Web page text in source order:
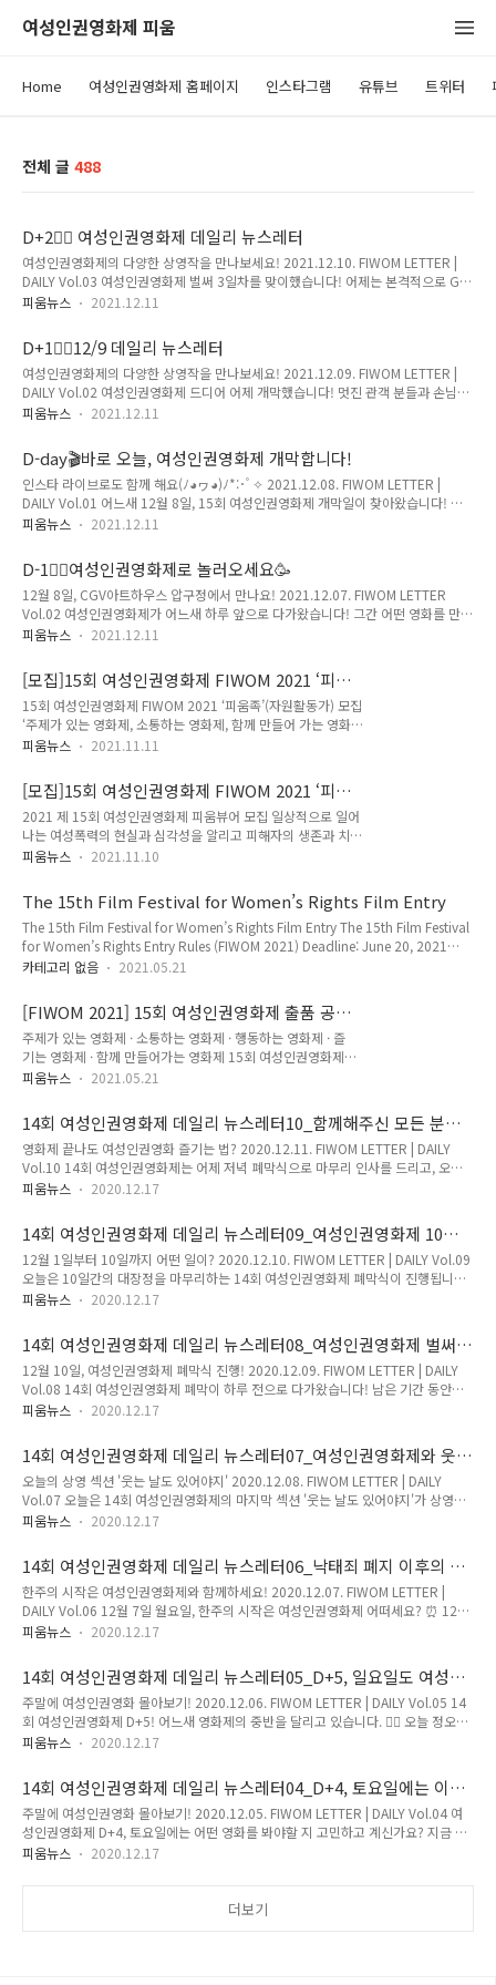
여성인권영화제 피움
Home 여성인권영화제 홈페이지 인스타그램 유튜브 트위터
전체 글 488
D+2🤸‍♀️ 여성인권영화제 데일리 뉴스레터
여성인권영화제의 다양한 상영작을 만나보세요! 2021.12.10. FIWOM LETTER |
DAILY Vol.03 여성인권영화제 벌써 3일차를 맞이했습니다! 어제는 본격적으로 GV
와 피움톡톡이 시작되었는데요그 뜨거운 현장 뉴스레터에 담아보았습니다 그리고
뉴스레터 함께 하시죠! 현장에서 다양한 GV와 FT를 만나보실 수 있습니다! ✨예매로
함께하기 어제의 피움 톡!톡! GV 의 GV가 여성인권영화제 행사의 포문을 열었습니
다. 은 권우정 감독의 작품으로 장애를 가진 딸의 까치발을 소재로 포착한 장애자녀
엄마의 모습을 다룬 다큐멘터리 입니다. 작품에서 감독은 자신이 장애자녀의 엄마로
서 '여성' 과 '엄마' 라는 이름 사이에서 겪..
피움뉴스 2021.12.11
D+1🤸‍♀️12/9 데일리 뉴스레터
여성인권영화제의 다양한 상영작을 만나보세요! 2021.12.09. FIWOM LETTER |
DAILY Vol.02 여성인권영화제 드디어 어제 개막했습니다! 멋진 관객 분들과 손님들
이 자리를 빛내주셨습니다. 오늘부터 다양한 영화와 행사들이 CGV 압구정 아트하우
께 해주세요! 또 뉴스레터를 통해서 다양한 행사 후기와 그날의 상영작을 확인하실
수 있으니 많은 관심 부탁드립니다 개막식은 '현재의 조건을 넘어서는 사람들' 을 주
제로, 영화제의 여러 이야기를 속속들이 담아 전해드렸습니다! 여성인권영화제, 한국
여성의전화 인스타그램에서 다시 보실 수 있어요. 오늘부터 현장에서 다양한 GV와
FT를 만나보실 수 있습니다! ✨예매로 함께하기 ..
피움뉴스 2021.12.11
D-day🎬바로 오늘, 여성인권영화제 개막합니다!
인스타 라이브로도 함께 해요(ﾉ◕ヮ◕)ﾉ*:･ﾟ✧ 2021.12.08. FIWOM LETTER |
DAILY Vol.01 어느새 12월 8일, 15회 여성인권영화제 개막일이 찾아왔습니다! 개
막식은 저녁 7시에 시작됩니다. 현장에 참석하지 않은 분들도 함께할 수 있도록 인스
해드립니다. 여성인권영화제는 총 5개의 섹션으로 이루어져 있습니다. 어떤 내용일
까요?👀 '현재의 조건으로 미래를 상상하지 말 것' 15회 여성인권영화제 개막! 15회
여성인권영화제가 드디어 개막합니다 8일부터 12일까지, CGV아트하우스 압구정에
서 54편의 여성인권영화가 함께하는데요. 어떤 영화들을 만나볼 수 있는지 자세히
살펴보아요👀 여성인권영화제 상영시간표..
피움뉴스 2021.12.11
D-1🤸‍♀️여성인권영화제로 놀러오세요🥳
12월 8일, CGV아트하우스 압구정에서 만나요! 2021.12.07. FIWOM LETTER
Vol.02 여성인권영화제가 어느새 하루 앞으로 다가왔습니다! 그간 어떤 영화를 만나
볼 수 있을지, 언제부터 예매할 수 있을지 많이 궁금하셨을 텐데요 이번 뉴스레터에
정과 정보가 공개되었습니다! 패키지 티켓 구매 OPEN! 여성인권영화제와 함께해주
세요! 여성인권영화제예매 OPEN! 15회 여성인권영화제의 온라인 예매가 시작되었
습니다 온라인 예매는 CGV아트하우스 압구정 홈페이지에서 가능합니다. 꼭 보고 싶
었던 영화 놓치지 않도록 잊지 말고 예매해주세요! 🎥CGV아트하우스 압구정 홈페이
지 바로가기 피움톡톡 일정 大공개 이번 15회 여성인..
피움뉴스 2021.12.11
[모집]15회 여성인권영화제 FIWOM 2021 ‘피움
족’(자원활동가) 모집
15회 여성인권영화제 FIWOM 2021 ‘피움족’(자원활동가) 모집
‘주제가 있는 영화제, 소통하는 영화제, 함께 만들어 가는 영화
제, 행동하는 영화제, 즐기는 영화제’를 모토로 2006년부터 시
권영화제는 자원활동가들의 손으로 만들어 갑니다. 여성인권의
가치를 확산하는 길에 함께 할 여러분의 많은 지원 바랍니다. ▪
기간 : 2021년 12월 8일 ~ 12일 ▪ 장소 : CGV아트하우스 압구
정 ▪ 주최 : 한국여성의전화 ▪ 모집 기간 : ~ 2021년 11월 25일
(목) ▪ 서류합격자 발표 : 11월 26일(금) ▪ 면접 : 11월 29일
테이션: 12월 2일(목)..
피움뉴스 2021.11.11
[모집]15회 여성인권영화제 FIWOM 2021 ‘피움
뷰어’ 모집
2021 제 15회 여성인권영화제 피움뷰어 모집 일상적으로 일어
나는 여성폭력의 현실과 심각성을 알리고 피해자의 생존과 치유
를 지지하는 문화를 확산하기 위해 한국여성의전화 주최로
맞이합니다. ‘주제가 있는 영화제, 소통하는 영화제, 함께 만들어
가는 영화제, 행동하는 영화제, 즐기는 영화제’를 모토로 진행되
는 여성인권영화제의 2021년을 함께 만들어 갈 ‘피움뷰어’를 다
음과 같이 모집합니다. 여성인권영화제의 웹기자단으로서 여성
인권영화제와 함께 소통하고 행동하고 즐기게 될 여러분의 참여
: CGV아트하우스 압구정 ▪ 주최 : 한국여성의전화 ▪ 모집기간 :
11월 1..
피움뉴스 2021.11.10
The 15th Film Festival for Women’s Rights Film Entry
The 15th Film Festival for Women’s Rights Film Entry The 15th Film Festival
for Women’s Rights Entry Rules (FIWOM 2021) Deadline: June 20, 2021
https://vo.la/scQGb 13th Film Festival for Women's rights FIWOM NEWS
Rights Entry Rules HIT : 45 date : 2021-05-20 The 15th Film Festival for
Women’s Rights Entry Rules (FIWOM 2021)Deadline..
카테고리 없음 2021.05.21
[FIWOM 2021] 15회 여성인권영화제 출품 공모
전 개최
주제가 있는 영화제 · 소통하는 영화제 · 행동하는 영화제 · 즐
기는 영화제 · 함께 만들어가는 영화제 15회 여성인권영화제
(FIWOM 2021) 출품작 공모 안내 마감. 2021년 6월 20일(일)
성인권영화제 2020.12.1-10 공지사항 Home - 커뮤니티 - 공
지사항 15회 여성인권영화제(FIWOM 2021) 출품작 공모 안내
조회수 : 44 등록일 : 2021-05-20... fiwom.org 여성인권영화
제(Film Festival for Women's rights)는 일상적으로 일어나는
여성폭력의 현실과 심각성을 알리고 피해자의 생존과 치유를 지
올해로 ..
피움뉴스 2021.05.21
14회 여성인권영화제 데일리 뉴스레터10_함께해주신 모든 분들
께 감사드립니다!
영화제 끝나도 여성인권영화 즐기는 법? 2020.12.11. FIWOM LETTER | DAILY
Vol.10 14회 여성인권영화제는 어제 저녁 폐막식으로 마무리 인사를 드리고, 오늘
마지막 뉴스레터로 찾아왔습니다! 😥 길다고 느꼈던 10일의 시간이었는데 이렇게
게 힘을 얻었습니다. 함께해주신 모든 분들과 무엇보다 영화제를 열정적으로 즐겨주
신 관객분들에게 감사 인사를 드립니다. 🙇‍♀️ 끝이 나서 너무 아쉬우시다고요? 오늘 뉴
스레터에서 역대 상영작을 다시 보실 수 있는 방법을 알려드리니 놓치지 마세요:) 14
회 여성인권영화제 폐막식을 여성인권영화제 유튜브 채널에서 다시 볼 수 있어요. 👏
10일간 진행된 영화제를 숫자로 살펴..
피움뉴스 2020.12.17
14회 여성인권영화제 데일리 뉴스레터09_여성인권영화제 10일
간 대장정의 마무리
12월 1일부터 10일까지 어떤 일이? 2020.12.10. FIWOM LETTER | DAILY Vol.09
오늘은 10일간의 대장정을 마무리하는 14회 여성인권영화제 폐막식이 진행됩니다!
저녁 7시에 여성인권영화제 유튜브 생중계로 만나요. 💕 오늘 6시까지 상영하는 영
요일 저녁 7시, 여성인권영화제 유튜브 채널에서 진행됩니다. 👏 마지막 기회! 오늘
오후 6시까지 보실 수 있는 상영작을 온라인 상영관에서 지금 바로 관람하세요! 지금
까지 진행된 GV와 피움톡톡은 여성인권영화제 유튜브 채널에서 보실 수 있어요. 👀
온라인 무료 상영으로 진행되는 여성인권영화제는여러분의 후원과 참여로 만들어집
니다. 여성인권영화제 밀어주기🤛 ..
피움뉴스 2020.12.17
14회 여성인권영화제 데일리 뉴스레터08_여성인권영화제 벌써
폐막한다고요?!
12월 10일, 여성인권영화제 폐막식 진행! 2020.12.09. FIWOM LETTER | DAILY
Vol.08 14회 여성인권영화제 폐막이 하루 전으로 다가왔습니다! 남은 기간 동안에
도 많이 관람해 주세요:) 12월 10일 목요일 저녁 7시에는 폐막식이 진행됩니다. 함께
영화제 유튜브 채널에서 보실 수 있습니다. 12월 10일 목요일 저녁 7시, 여성인권영
화제 유튜브 채널에서 폐막식이 진행됩니다. 🤩 10일 목요일 오후 6시까지 보실 수
있는 상영작을 온라인 상영관에서 지금 바로 관람하세요! 지금까지 진행된 GV와 피
움톡톡은 여성인권영화제 유튜브 채널에서 보실 수 있어요. 👀 온라인 무료 상영으로
진행되는 여성인권영화제는..
피움뉴스 2020.12.17
14회 여성인권영화제 데일리 뉴스레터07_여성인권영화제와 웃
는 날 보내는 거 어떠세요?
오늘의 상영 섹션 '웃는 날도 있어야지' 2020.12.08. FIWOM LETTER | DAILY
Vol.07 오늘은 14회 여성인권영화제의 마지막 섹션 '웃는 날도 있어야지'가 상영을
시작합니다! 다른 섹션과 다르게 오늘 오후 6시부터 상영을 시작하여 12월 10일 목
브 채널에서 폐막식이 진행되오니 많이 참여해 주세요. 👏 어제 진행한 피움톡톡과
함께 오늘 오후 4시 감독과의 대화, 저녁 7시 피움톡톡 모두 함께 즐겨주세요:) 오늘
오후 6시에 시작하는 상영작을 온라인 상영관에서 지금 예매하세요! 지금까지 진행
된 피움톡톡은 여성인권영화제 유튜브 채널 혹은 온라인 상영관에서 보실 수 있어요.
오늘 오후 4시 감독과의 대..
피움뉴스 2020.12.17
14회 여성인권영화제 데일리 뉴스레터06_낙태죄 폐지 이후의 세
계, 여성인권영화로 만나보세요!
한주의 시작은 여성인권영화제와 함께하세요! 2020.12.07. FIWOM LETTER |
DAILY Vol.06 12월 7일 월요일, 한주의 시작은 여성인권영화제 어떠세요? ⏰ 12월
10일까지 영화제를 알차게 즐기시길 바랍니다. 오늘 정오부터 'MY BODY MY
독과의 대화와 피움톡톡도 보시고, 오늘 저녁 7시에 진행되는 피움톡톡에서 만나요.
🎶 14회 여성인권영화제 굿즈 텀블벅 펀딩이 이번 주 일요일에 마감되니 놓치지 마
세요. 🙌 오늘 정오에 시작하는 상영작을 온라인 상영관에서 지금 예매하세요! 어제
진행한 피움톡톡을 여성인권영화제 유튜브 채널 혹은 온라인 상영관에서 보실 수 있
어요. 오늘 저녁 7시에 '있는 ..
피움뉴스 2020.12.17
14회 여성인권영화제 데일리 뉴스레터05_D+5, 일요일도 여성인
권영화제!
주말에 여성인권영화 몰아보기! 2020.12.06. FIWOM LETTER | DAILY Vol.05 14
회 여성인권영화제 D+5! 어느새 영화제의 중반을 달리고 있습니다. 🏃‍♀️ 오늘 정오부
터는 '내가 나로 존재하기 위해' 섹션의 상영작을 관람하실 수 있어요. 토요일에 진행
하는 피움톡톡도 놓치지 마세요! SNS에서 다양한 이벤트를 진행하고 있으니 지금 바
로 참여하세요. 😃 일요일 정오에 시작하는 상영작을 온라인 상영관에서 지금 예매
하세요! 어제 진행한 감독과의 대화, 피움톡톡을 여성인권영화제 유튜브 채널에서 보
실 수 있어요. 오늘 저녁 7시에는 '이렇게 살아도 괜찮더라'라는 주제로 피움톡톡이
진행됩니다:) 지금 바로 ..
피움뉴스 2020.12.17
14회 여성인권영화제 데일리 뉴스레터04_D+4, 토요일에는 이런
영화 어때요?
주말에 여성인권영화 몰아보기! 2020.12.05. FIWOM LETTER | DAILY Vol.04 여
성인권영화제 D+4, 토요일에는 어떤 영화를 봐야할 지 고민하고 계신가요? 지금 온
라인 상영관에서 살펴보시고 예매하세요. 🎫 오늘 오후 4시에는 '감독과의 대화', 저
립니다! 토요일 정오에 시작하는 '우린 "함께라서" 흔들리지 않지' 섹션과 일요일 정
피움뉴스 2020.12.17
더보기